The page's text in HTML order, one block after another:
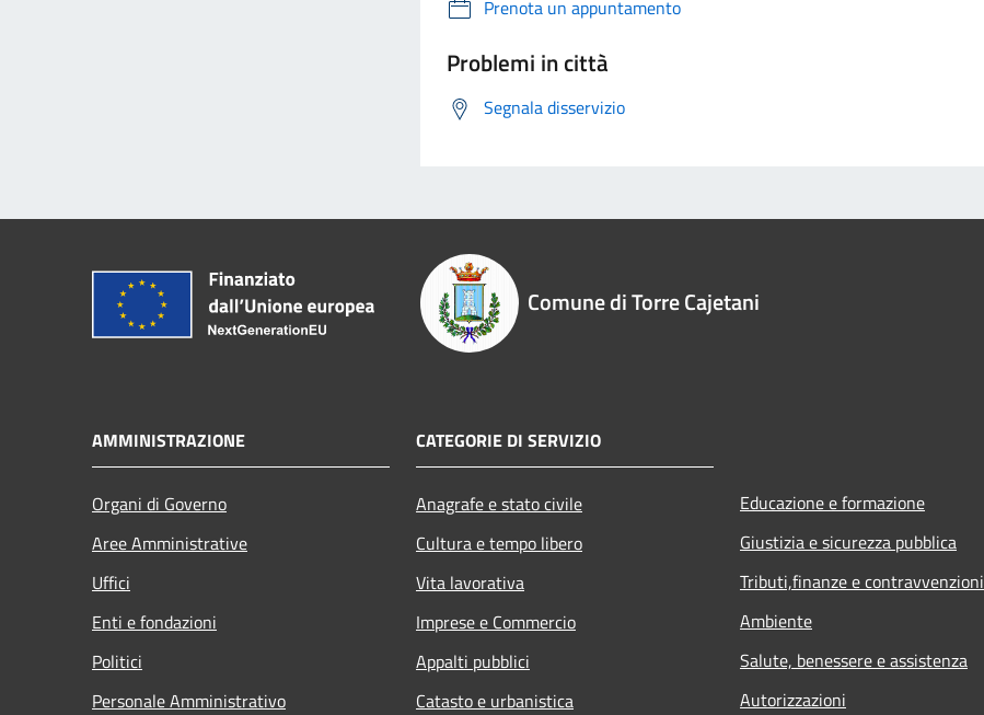
Prenota un appuntamento
Problemi in città
Segnala disservizio
Comune di Torre Cajetani
AMMINISTRAZIONE
Organi di Governo
Aree Amministrative
Uffici
Enti e fondazioni
Politici
Personale Amministrativo
CATEGORIE DI SERVIZIO
Anagrafe e stato civile
Cultura e tempo libero
Vita lavorativa
Imprese e Commercio
Appalti pubblici
Catasto e urbanistica
Educazione e formazione
Giustizia e sicurezza pubblica
Tributi,finanze e contravvenzioni
Ambiente
Salute, benessere e assistenza
Autorizzazioni